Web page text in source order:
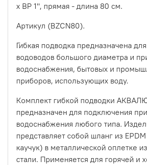
х ВР 1", прямая - длина 80 см.
Артикул (BZCN80).
Гибкая подводка предназначена
водоводов большого диаметра и
водоснабжения, бытовых и
приборов, использующих воду.
Комплект гибкой подводки
предназначен для подключения
водоснабжения любого типа.
представляет собой шланг из
каучук) в металлической оплетке
стали. Применяется для горячей и